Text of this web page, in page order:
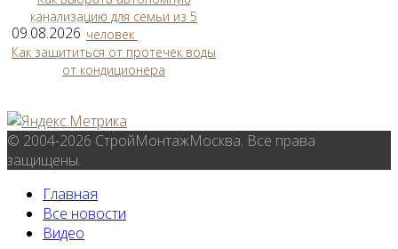
канализацию для семьи из 5
человек
09.08.2026
Как защититься от протечек воды
от кондиционера
© 2004-2026 СтройМонтажМосква. Все права
защищены.
Главная
Все новости
Видео